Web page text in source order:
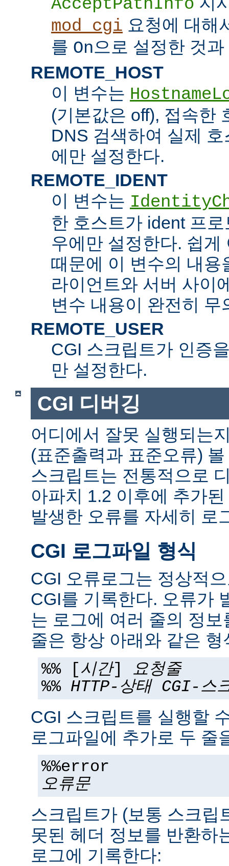
AcceptPathInfo
mod_cgi 요청에 대해
를 On으로 설정한 것과
REMOTE_HOST
이 변수는
(기본값은 off), 접속한
DNS 검색하여 실제
에만 설정한다.
REMOTE_IDENT
이 변수는
한 호스트가 ident 프
우에만 설정한다. 쉽게
때문에 이 변수의 내용
라이언트와 서버 사이
변수 내용이 완전히
REMOTE_USER
CGI 스크립트가 인증
만 설정한다.
CGI 디버깅
어디에서 잘못 실행되는
(표준출력과 표준오류)
스크립트는 전통적으로
아파치 1.2 이후에 추가
발생한 오류를 자세히 로
CGI 로그파일 형식
CGI 오류로그는 정상적
CGI를 기록한다. 오류가
는 로그에 여러 줄의 정
줄은 항상 아래와 같은 형
%% [시간] 요청줄
%% HTTP-상태 CGI-스
CGI 스크립트를 실행할
로그파일에 추가로 두 줄
%%error
오류문
스크립트가 (보통 스크립
못된 헤더 정보를 반환하
로그에 기록한다: